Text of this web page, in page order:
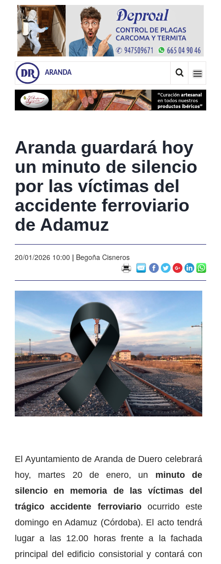
ARANDA
Aranda guardará hoy
un minuto de silencio
por las víctimas del
accidente ferroviario
de Adamuz
20/01/2026 10:00 | Begoña Cisneros
El Ayuntamiento de Aranda de Duero celebrará
hoy, martes 20 de enero, un minuto de
silencio en memoria de las víctimas del
trágico accidente ferroviarioocurrido este
domingo en Adamuz (Córdoba). El acto tendrá
lugar a las 12.00 horas frente a la fachada
principal del edificio consistorial y contará con